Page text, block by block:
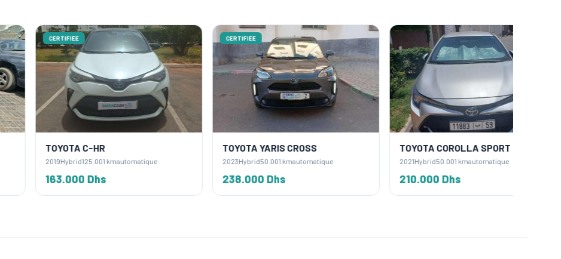
CERTIFIÉE
TOYOTA C-HR
125.001 kmautomatique
163.000 Dhs
CERTIFIÉE
TOYOTA YARIS CROSS
50.001 kmautomatique
238.000 Dhs
TOYOTA COROLLA SPORT
50.001 kmautomatique
210.000 Dhs